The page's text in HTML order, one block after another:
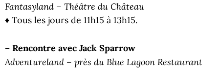
Fantasyland – Théâtre du Château
♦ Tous les jours de 11h15 à 13h15.
– Rencontre avec Jack Sparrow
Adventureland – près du Blue Lagoon Restaurant